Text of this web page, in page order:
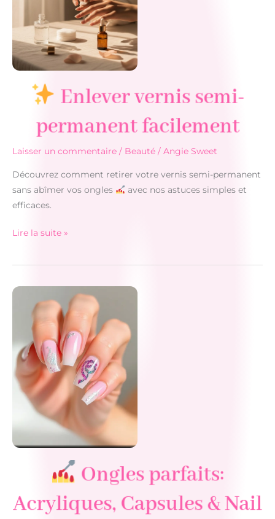
Enlever vernis semi-
permanent facilement
Laisser un commentaire / Beauté / Angie Sweet
Découvrez comment retirer votre vernis semi-permanent
sans abîmer vos ongles
avec nos astuces simples et
efficaces.
vernis
permanent
facilement
Lire la suite »
Ongles parfaits:
Acryliques, Capsules & Nail